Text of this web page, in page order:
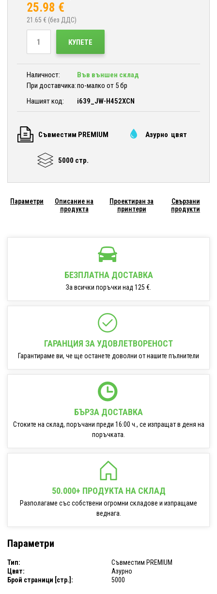
25.98 €
21.65 € (без ДДС)
КУПЕТЕ
Наличност:
Във външен склад
При доставчика:по-малко от 5 бр
Нашият код:
i639_JW-H452XCN
Съвместим PREMIUM Азурно цвят
5000 стр.
Параметри
Описание на
продукта
Проектиран за
принтери
Свързани
продукти
БЕЗПЛАТНА ДОСТАВКА
За всички поръчки над 125 €.
ГАРАНЦИЯ ЗА УДОВЛЕТВОРЕНОСТ
Гарантираме ви, че ще останете доволни от нашите пълнители
БЪРЗА ДОСТАВКА
Стоките на склад, поръчани преди 16:00 ч., се изпращат в деня на
поръчката.
50.000+ ПРОДУКТА НА СКЛАД
Разполагаме със собствени огромни складове и изпращаме
веднага.
Параметри
Тип:
Съвместим PREMIUM
Цвят:
Азурно
Брой страници [стр.]:
5000